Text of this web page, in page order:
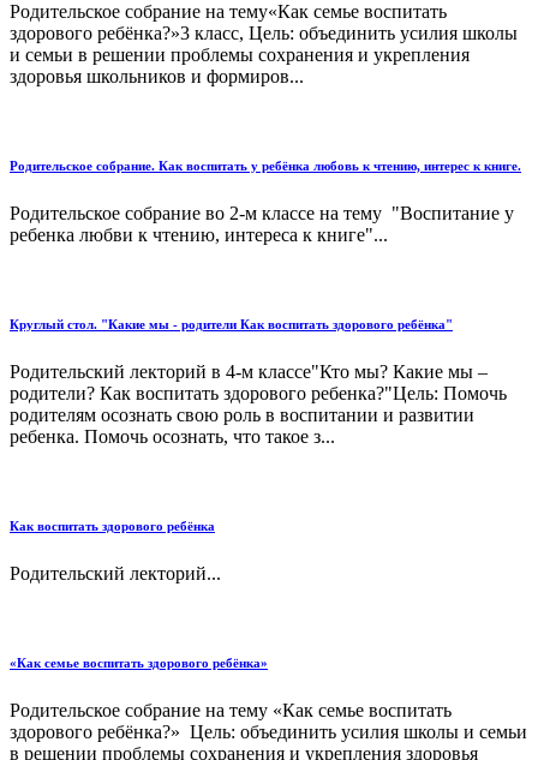
Родительское собрание на тему«Как семье воспитать
здорового ребёнка?»3 класс, Цель: объединить усилия школы
и семьи в решении проблемы сохранения и укрепления
здоровья школьников и формиров...
Родительское собрание. Как воспитать у ребёнка любовь к чтению, интерес к книге.
Родительское собрание во 2-м классе на тему "Воспитание у
ребенка любви к чтению, интереса к книге"...
Круглый стол. "Какие мы - родители Как воспитать здорового ребёнка"
Родительский лекторий в 4-м классе"Кто мы? Какие мы –
родители? Как воспитать здорового ребенка?"Цель: Помочь
родителям осознать свою роль в воспитании и развитии
ребенка. Помочь осознать, что такое з...
Как воспитать здорового ребёнка
Родительский лекторий...
«Как семье воспитать здорового ребёнка»
Родительское собрание на тему «Как семье воспитать
здорового ребёнка?» Цель: объединить усилия школы и семьи
в решении проблемы сохранения и укрепления здоровья